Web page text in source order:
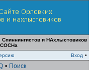
и НАхлыстовиков
СОСНа
Вход •
• Поиск